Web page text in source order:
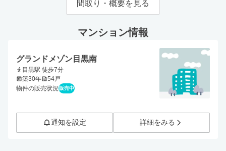
間取り・概要を見る
マンション情報
グランドメゾン目黒南
目黒駅 徒歩7分
築30年
54戸
物件の販売状況 販売中
通知を設定 詳細をみる